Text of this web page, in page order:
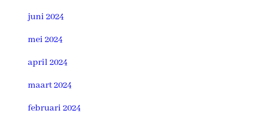
juni 2024
mei 2024
april 2024
maart 2024
februari 2024